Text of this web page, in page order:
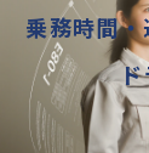
導入事例
製品・サービス
乗務時間
ド